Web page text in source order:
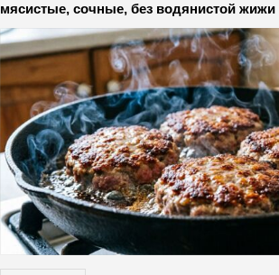
мясистые, сочные, без водянистой жижи